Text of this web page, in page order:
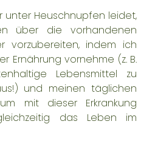
unter Heuschnupfen leidet,
über die vorhandenen
vorzubereiten, indem ich
Ernährung vornehme (z. B.
Lebensmittel zu
und meinen täglichen
mit dieser Erkrankung
das Leben im